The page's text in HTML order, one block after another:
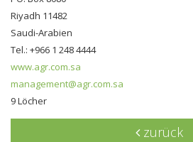
Riyadh 11482
Saudi-Arabien
Tel.: +966 1 248 4444
www.agr.com.sa
management@agr.com.sa
9 Löcher
zurück